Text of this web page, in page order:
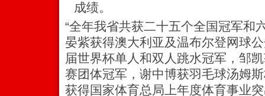
成绩。
“全年我省共获二十五个全国冠军和
晏紫获得澳大利亚及温布尔登网球
届世界杯单人和双人跳水冠军，邹
赛团体冠军，谢中博获羽毛球汤姆
获得国家体育总局上年度体育事业